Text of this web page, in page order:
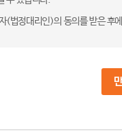
(법정대리인)의 동의를 받은 후